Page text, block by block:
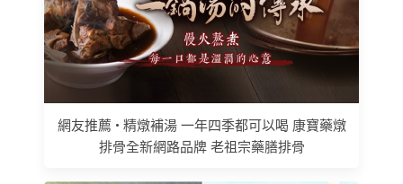
網友推薦 • 精燉補湯 一年四季都可以喝 康寶藥燉
排骨全新網路品牌 老祖宗藥膳排骨